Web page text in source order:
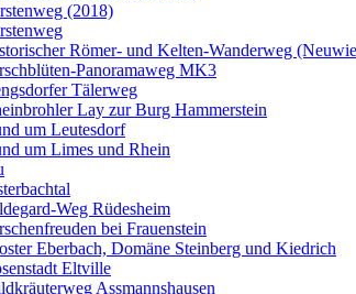
(2018)
Römer- und Kelten-Wanderweg
Panoramaweg MK3
Tälerweg
Lay zur Burg Hammerstein
um Leutesdorf
um Limes und Rhein
Weg Rüdesheim
bei Frauenstein
Eberbach, Domäne Steinberg und Kiedrich
Eltville
Assmannshausen